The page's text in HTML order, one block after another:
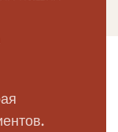
при
перед